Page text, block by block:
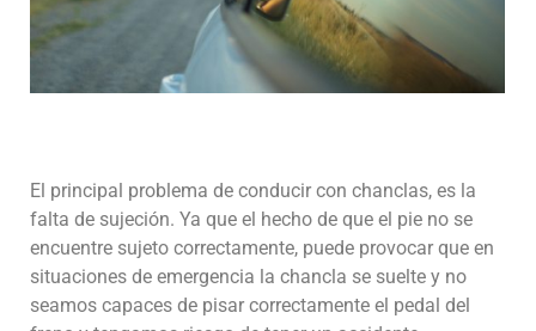
El principal problema de conducir con chanclas, es la
falta de sujeción. Ya que el hecho de que el pie no se
encuentre sujeto correctamente, puede provocar que en
situaciones de emergencia la chancla se suelte y no
seamos capaces de pisar correctamente el pedal del